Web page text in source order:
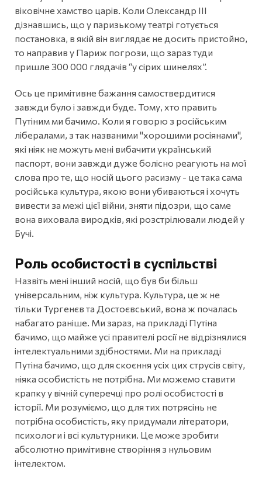
віковічне хамство царів. Коли Олександр ІІІ
дізнавшись, що у паризькому театрі готується
постановка, в якій він виглядає не досить пристойно,
то направив у Париж погрози, що зараз туди
пришле 300 000 глядачів “у сірих шинелях”.
Ось це примітивне бажання самоствердитися
завжди було і завжди буде. Тому, хто править
Путіним ми бачимо. Коли я говорю з російським
лібералами, з так названими "хорошими росіянами",
які ніяк не можуть мені вибачити український
паспорт, вони завжди дуже болісно реагують на мої
слова про те, що носій цього расизму - це така сама
російська культура, якою вони убиваються і хочуть
вивести за межі цієї війни, зняти підозри, що саме
вона виховала виродків, які розстрілювали людей у
Бучі.
Роль особистості в суспільстві
Назвіть мені інший носій, що був би більш
універсальним, ніж культура. Культура, це ж не
тільки Тургенєв та Достоєвський, вона ж почалась
набагато раніше. Ми зараз, на прикладі Путіна
бачимо, що майже усі правителі росії не відрізнялися
інтелектуальними здібностями. Ми на прикладі
Путіна бачимо, що для скоєння усіх цих струсів світу,
ніяка особистість не потрібна. Ми можемо ставити
крапку у вічній суперечці про ролі особистості в
історії. Ми розуміємо, що для тих потрясінь не
потрібна особистість, яку придумали літератори,
психологи і всі культурники. Це може зробити
абсолютно примітивне створіння з нульовим
інтелектом.